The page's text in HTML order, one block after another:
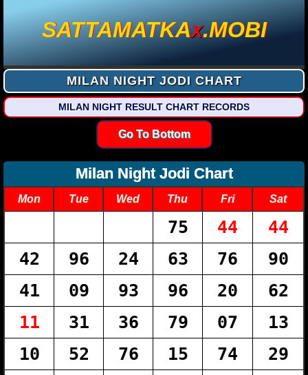
SATTAMATKAX.MOBI
MILAN NIGHT JODI CHART
MILAN NIGHT RESULT CHART RECORDS
Go To Bottom
Milan Night Jodi Chart
Mon Tue Wed Thu Fri Sat
75 44
44
42
96 24 63 76
90
41
09 93 96 20
62
11
31 36 79 07
13
10
52 76 15 74
29